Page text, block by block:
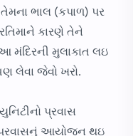
ભાલ (કપાળ) પર
કારણે તેને
મુલાકાત લઇ
લેવા જેવો ખરો.
પ્રવાસ
પ્રવાસનું આયોજન થઇ